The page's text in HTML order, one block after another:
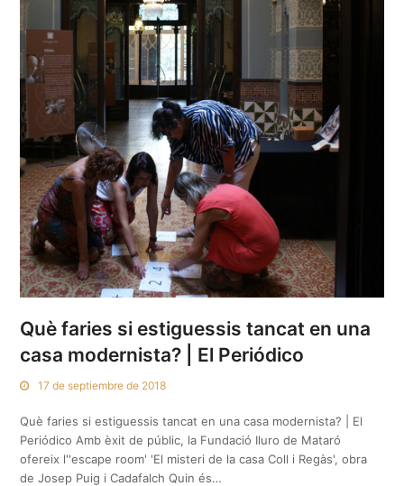
Què faries si estiguessis tancat en una
casa modernista? | El Periódico
17 de septiembre de 2018
Què faries si estiguessis tancat en una casa modernista? | El
Periódico Amb èxit de públic, la Fundació Iluro de Mataró
ofereix l''escape room' 'El misteri de la casa Coll i Regàs', obra
de Josep Puig i Cadafalch Quin és…